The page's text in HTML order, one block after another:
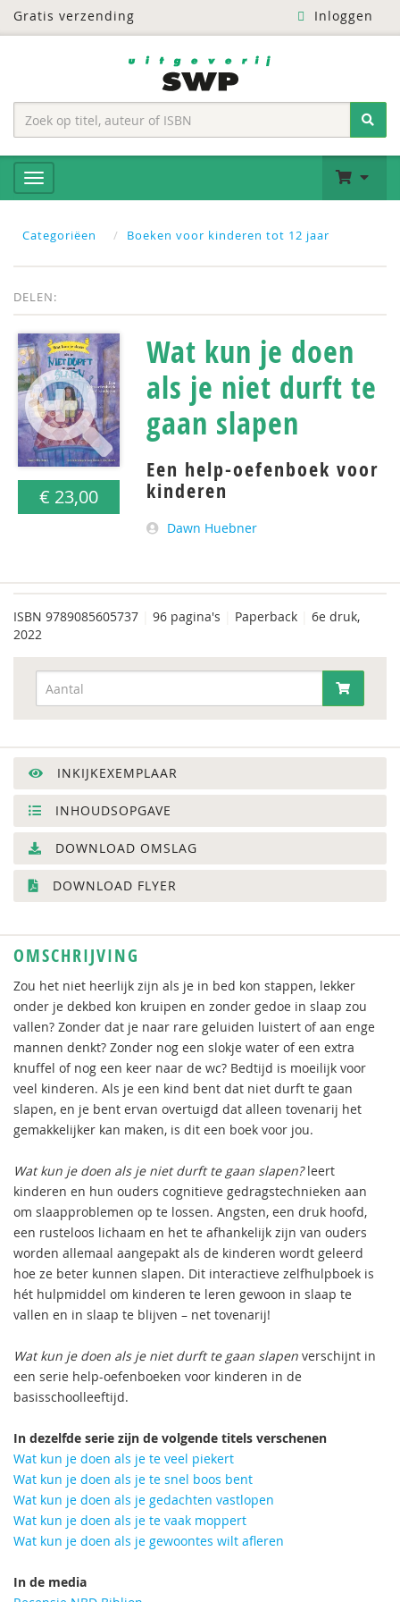
Gratis verzending Inloggen
Categoriëen Boeken voor kinderen tot 12 jaar
DELEN:
€ 23,00
Wat kun je doen
als je niet durft te
gaan slapen
Een help-oefenboek voor
kinderen
Dawn Huebner
ISBN 9789085605737 96 pagina's Paperback
6e druk,
2022
INKIJKEXEMPLAAR
INHOUDSOPGAVE
DOWNLOAD OMSLAG
DOWNLOAD FLYER
OMSCHRIJVING
Zou het niet heerlijk zijn als je in bed kon stappen, lekker
onder je dekbed kon kruipen en zonder gedoe in slaap zou
vallen? Zonder dat je naar rare geluiden luistert of aan enge
mannen denkt? Zonder nog een slokje water of een extra
knuffel of nog een keer naar de wc? Bedtijd is moeilijk voor
veel kinderen. Als je een kind bent dat niet durft te gaan
slapen, en je bent ervan overtuigd dat alleen tovenarij het
gemakkelijker kan maken, is dit een boek voor jou.
Wat kun je doen als je niet durft te gaan slapen?leert
kinderen en hun ouders cognitieve gedragstechnieken aan
om slaapproblemen op te lossen. Angsten, een druk hoofd,
een rusteloos lichaam en het te afhankelijk zijn van ouders
worden allemaal aangepakt als de kinderen wordt geleerd
hoe ze beter kunnen slapen. Dit interactieve zelfhulpboek is
hét hulpmiddel om kinderen te leren gewoon in slaap te
vallen en in slaap te blijven – net tovenarij!
Wat kun je doen als je niet durft te gaan slapen verschijnt in
een serie help-oefenboeken voor kinderen in de
basisschoolleeftijd.
In dezelfde serie zijn de volgende titels verschenen
Wat kun je doen als je te veel piekert
Wat kun je doen als je te snel boos bent
Wat kun je doen als je gedachten vastlopen
Wat kun je doen als je te vaak moppert
Wat kun je doen als je gewoontes wilt afleren
In de media